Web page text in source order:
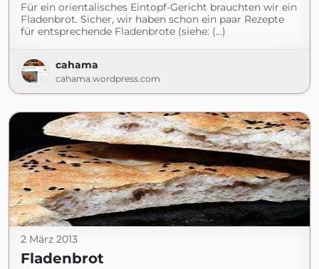
Für ein orientalisches Eintopf-Gericht brauchten wir ein
Fladenbrot. Sicher, wir haben schon ein paar Rezepte
für entsprechende Fladenbrote (siehe: (...)
cahama
cahama.wordpress.com
2 März 2013
Fladenbrot